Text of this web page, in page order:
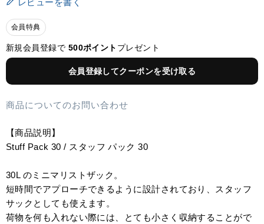
レビューを書く
会員特典
新規会員登録で 500ポイント プレゼント
会員登録してクーポンを受け取る
商品についてのお問い合わせ
【商品説明】
Stuff Pack 30 / スタッフ パック 30
30L のミニマリストザック。
短時間でアプローチできるように設計されており、スタッフ
サックとしても使えます。
荷物を何も入れない際には、とても小さく収納することがで